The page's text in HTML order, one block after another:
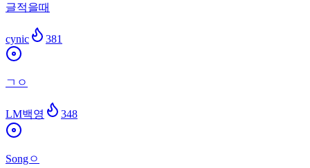
글적을때
cynic 381
ㄱㅇ
LM백영 348
Songㅇ